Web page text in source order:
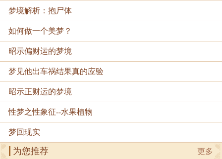
梦境解析：抱尸体
如何做一个美梦？
昭示偏财运的梦境
梦见他出车祸结果真的应验
昭示正财运的梦境
性梦之性象征--水果植物
梦回现实
更多
为您推荐